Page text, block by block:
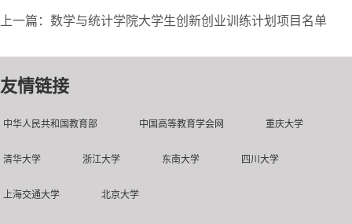
上一篇：数学与统计学院大学生创新创业训练计划项目名单
友情链接
中华人民共和国教育部 中国高等教育学会网 重庆大学
清华大学 浙江大学 东南大学 四川大学
上海交通大学 北京大学